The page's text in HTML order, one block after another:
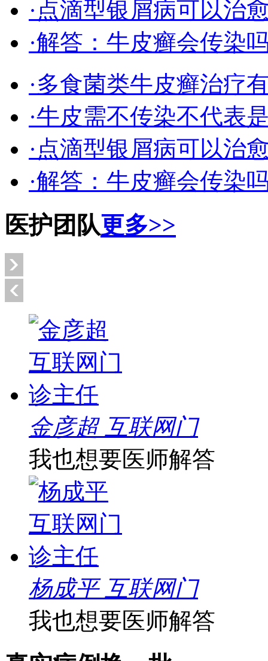
·点滴型银屑病可以治
·解答：牛皮癣会传染
·多食菌类牛皮癣治疗
·牛皮需不传染不代表
·点滴型银屑病可以治
·解答：牛皮癣会传染
医护团队更多>>
金彦超 互联网门
我也想要医师解答
杨成平 互联网门
我也想要医师解答